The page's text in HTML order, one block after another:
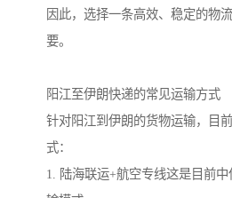
因此，选择一条高效、稳定的物
要。
阳江至伊朗快递的常见运输方式
针对阳江到伊朗的货物运输，目
式：
1. 陆海联运+航空专线这是目前